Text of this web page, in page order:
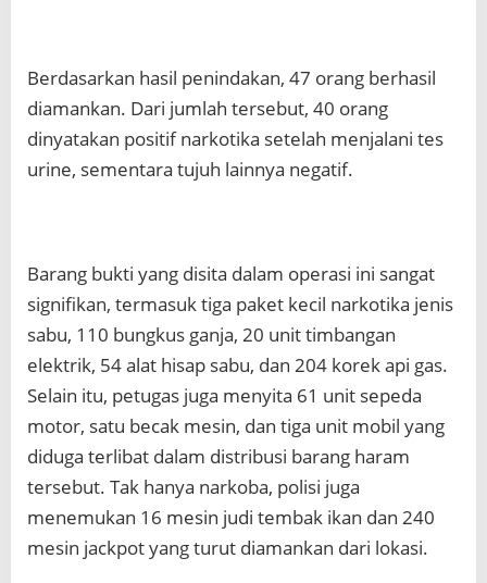
Berdasarkan hasil penindakan, 47 orang berhasil
diamankan. Dari jumlah tersebut, 40 orang
dinyatakan positif narkotika setelah menjalani tes
urine, sementara tujuh lainnya negatif.
Barang bukti yang disita dalam operasi ini sangat
signifikan, termasuk tiga paket kecil narkotika jenis
sabu, 110 bungkus ganja, 20 unit timbangan
elektrik, 54 alat hisap sabu, dan 204 korek api gas.
Selain itu, petugas juga menyita 61 unit sepeda
motor, satu becak mesin, dan tiga unit mobil yang
diduga terlibat dalam distribusi barang haram
tersebut. Tak hanya narkoba, polisi juga
menemukan 16 mesin judi tembak ikan dan 240
mesin jackpot yang turut diamankan dari lokasi.